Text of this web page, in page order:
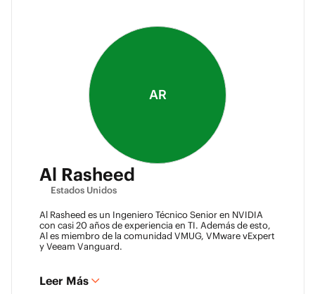
AR
Al Rasheed
Estados Unidos
Al Rasheed es un Ingeniero Técnico Senior en NVIDIA
con casi 20 años de experiencia en TI. Además de esto,
Al es miembro de la comunidad VMUG, VMware vExpert
y Veeam Vanguard.
Leer Más